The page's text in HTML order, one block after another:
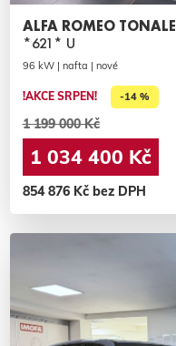
ALFA ROMEO TONALE
*621* U
96 kW | nafta | nové
!AKCE SRPEN! -14 %
1 199 000 Kč
1 034 400 Kč
854 876 Kč bez DPH